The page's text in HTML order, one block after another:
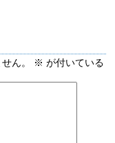
ん。 ※ が付いている